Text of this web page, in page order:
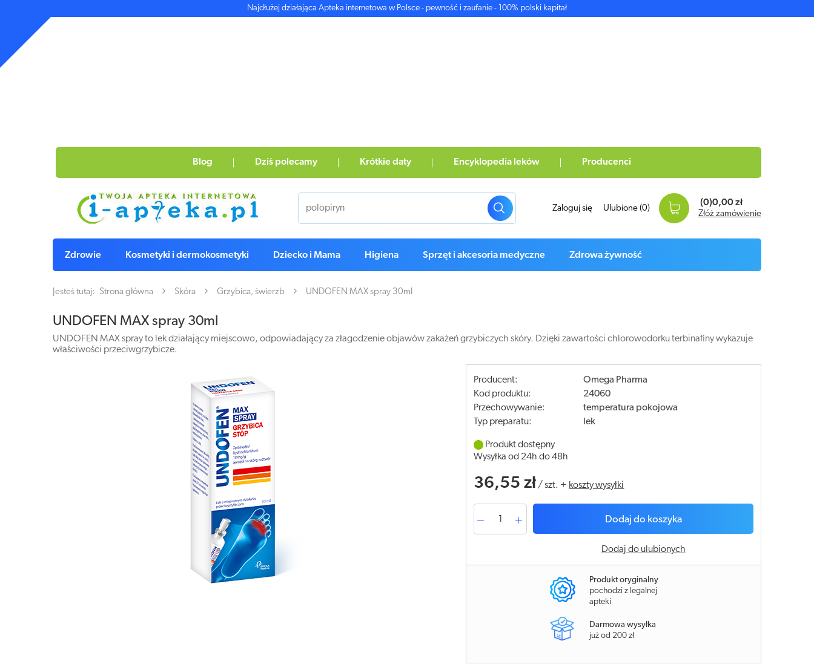
Najdłużej działająca Apteka internetowa w Polsce - pewność i zaufanie - 100% polski kapitał
Blog Dziś polecamy Krótkie daty Encyklopedia leków Producenci
Zaloguj się Ulubione (0)
(0)0,00 zł
Złóż zamówienie
Zdrowie Kosmetyki i dermokosmetyki Dziecko i Mama Higiena Sprzęt i akcesoria medyczne Zdrowa żywność
Jesteś tutaj: Strona główna Skóra Grzybica, świerzb UNDOFEN MAX spray 30ml
UNDOFEN MAX spray 30ml
UNDOFEN MAX spray to lek działający miejscowo, odpowiadający za złagodzenie objawów zakażeń grzybiczych skóry. Dzięki zawartości chlorowodorku terbinafiny wykazuje
właściwości przeciwgrzybicze.
Producent:
Omega Pharma
Kod produktu:
24060
Przechowywanie:
temperatura pokojowa
Typ preparatu:
lek
Produkt dostępny
Wysyłka od 24h do 48h
36,55 zł /szt. + koszty wysyłki
Dodaj do koszyka
Dodaj do ulubionych
Produkt oryginalny
pochodzi z legalnej
apteki
Darmowa wysyłka
już od 200 zł